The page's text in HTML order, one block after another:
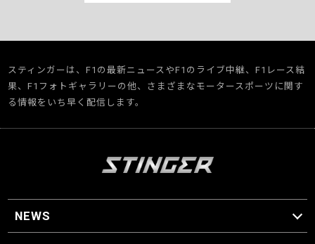
スティンガーは、F1の最新ニュースやF1のライブ中継、F1レース結
果、F1フォトギャラリーの他、さまざまなモータースポーツに関す
る情報をいち早く配信します。
NEWS